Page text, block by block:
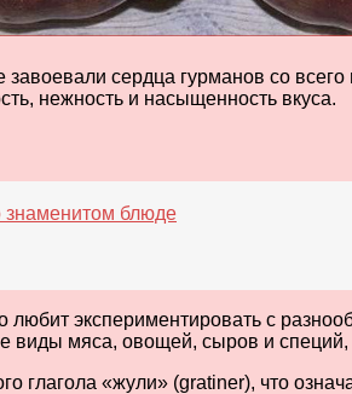
сердца гурманов со
нежность и насыщенность вкуса.
блюде
экспериментировать с
мяса, овощей, сыров и специй,
глагола «жули» (gratiner), что